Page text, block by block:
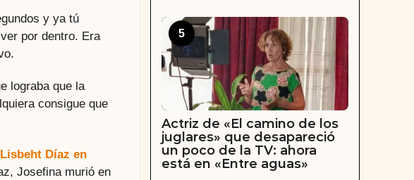
y ya tú
por dentro. Era
lograba que la
consigue que
Díaz en
Josefina murió en
5
Actriz de «El camino de los
juglares» que desapareció
un poco de la TV: ahora
está en «Entre aguas»